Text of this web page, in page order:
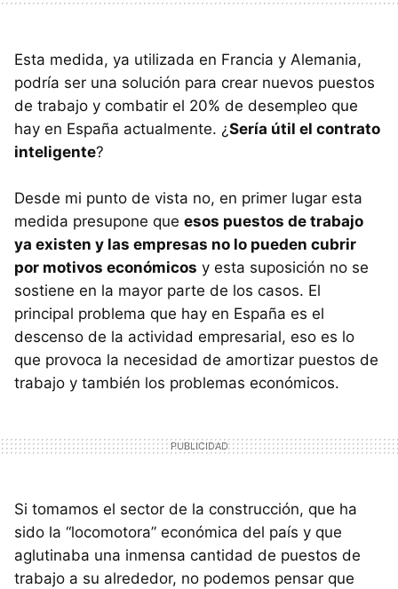
Esta medida, ya utilizada en Francia y Alemania,
podría ser una solución para crear nuevos puestos
de trabajo y combatir el 20% de desempleo que
hay en España actualmente. ¿Sería útil el contrato
inteligente?
Desde mi punto de vista no, en primer lugar esta
medida presupone que esos puestos de trabajo
ya existen y las empresas no lo pueden cubrir
por motivos económicos y esta suposición no se
sostiene en la mayor parte de los casos. El
principal problema que hay en España es el
descenso de la actividad empresarial, eso es lo
que provoca la necesidad de amortizar puestos de
trabajo y también los problemas económicos.
Si tomamos el sector de la construcción, que ha
sido la “locomotora” económica del país y que
aglutinaba una inmensa cantidad de puestos de
trabajo a su alrededor, no podemos pensar que